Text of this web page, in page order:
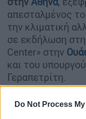
Do Not Process
απεσταλμένος
την κλιματική
σε εκδήλωση
Center» στην
και του
Γεραπετρίτη.
Εκτίμηση για
Ελλάδας